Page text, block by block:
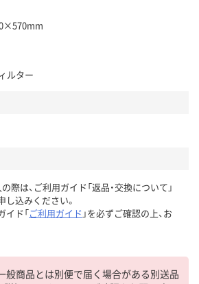
ルター
際は、ご利用ガイド「返品・交換について」
し込みください。
イド「ご利用ガイド 」を必ずご確認の上、お
般商品とは別便で届く場合がある別送品